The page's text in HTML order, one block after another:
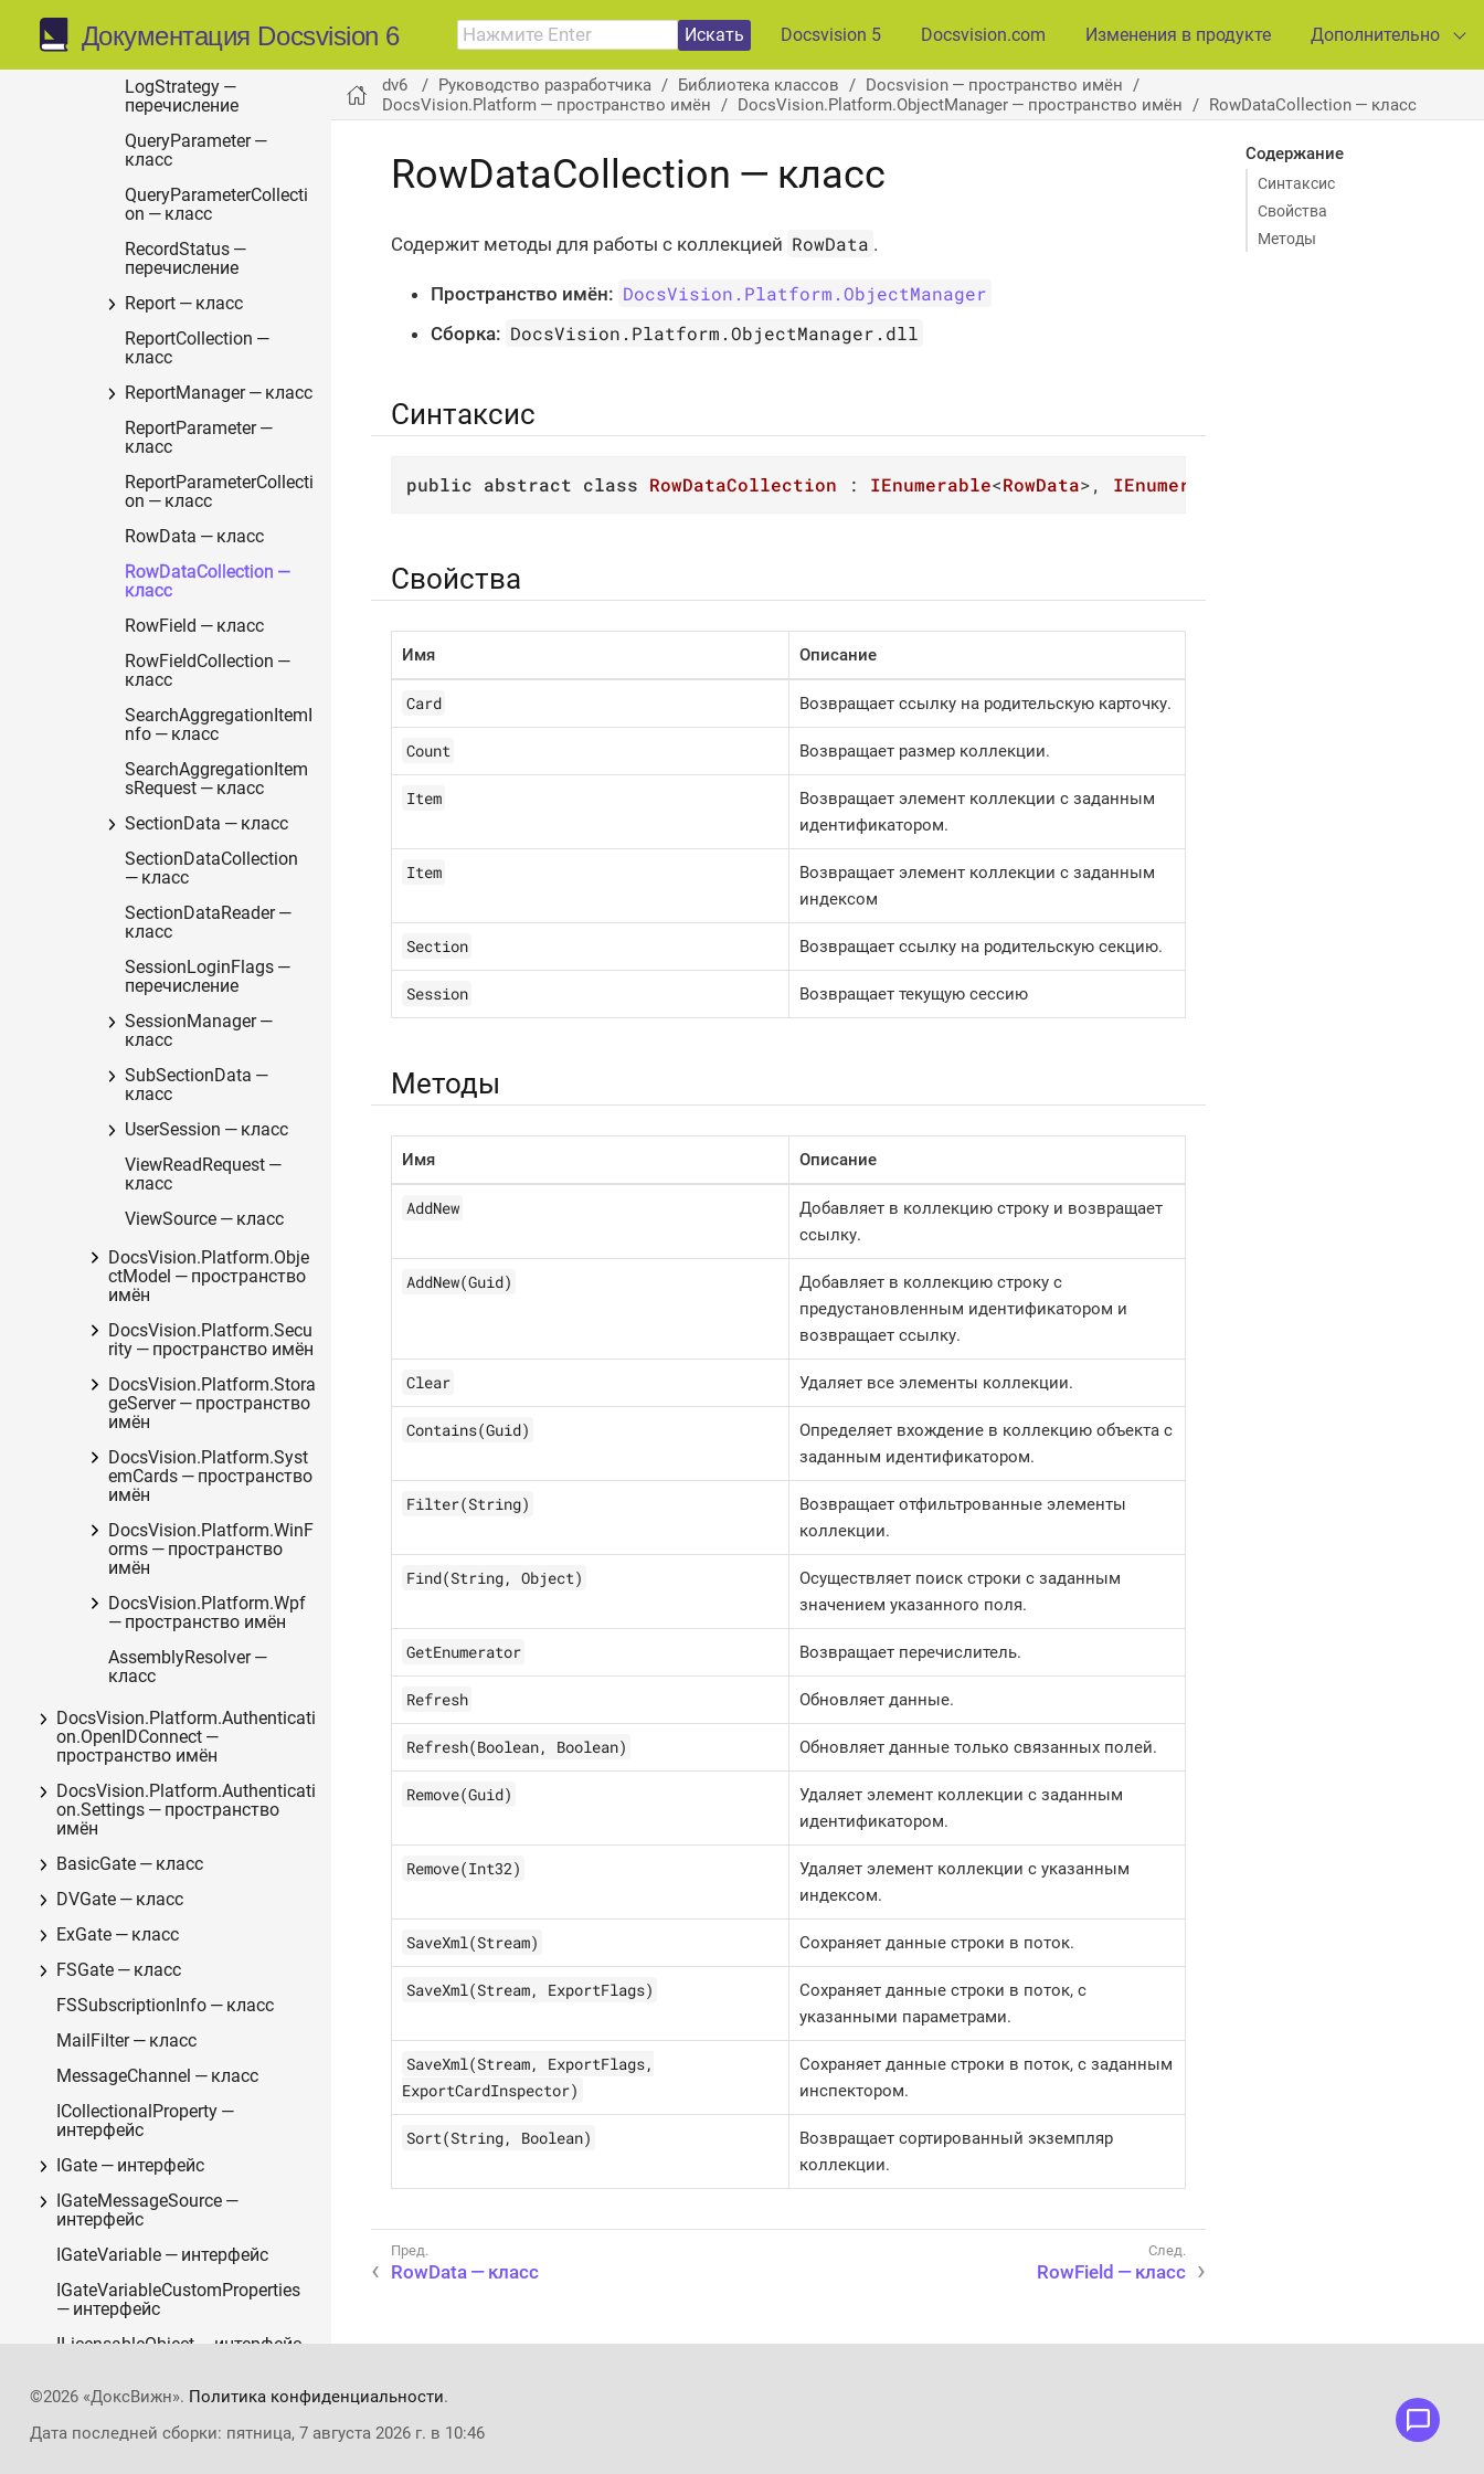
Документация Docsvision 6 Искать Docsvision 5 Docsvision.com Изменения в продукте Дополнительно
LogSearchQuery —
класс
LogStrategy —
перечисление
QueryParameter —
класс
QueryParameterCollecti
on — класс
RecordStatus —
перечисление
Report — класс
ReportCollection —
класс
ReportManager — класс
ReportParameter —
класс
ReportParameterCollecti
on — класс
RowData — класс
RowDataCollection —
класс
RowField — класс
RowFieldCollection —
класс
SearchAggregationItemI
nfo — класс
SearchAggregationItem
sRequest — класс
SectionData — класс
SectionDataCollection
— класс
SectionDataReader —
класс
SessionLoginFlags —
перечисление
SessionManager —
класс
SubSectionData —
класс
UserSession — класс
ViewReadRequest —
класс
ViewSource — класс
DocsVision.Platform.Obje
ctModel — пространство
имён
DocsVision.Platform.Secu
rity — пространство имён
DocsVision.Platform.Stora
geServer — пространство
имён
DocsVision.Platform.Syst
emCards — пространство
имён
DocsVision.Platform.WinF
orms — пространство
имён
DocsVision.Platform.Wpf
— пространство имён
AssemblyResolver —
класс
DocsVision.Platform.Authenticati
on.OpenIDConnect —
пространство имён
DocsVision.Platform.Authenticati
on.Settings — пространство
имён
BasicGate — класс
DVGate — класс
ExGate — класс
FSGate — класс
FSSubscriptionInfo — класс
MailFilter — класс
MessageChannel — класс
ICollectionalProperty —
интерфейс
IGate — интерфейс
IGateMessageSource —
интерфейс
IGateVariable — интерфейс
IGateVariableCustomProperties
— интерфейс
ILicensableObject — интерфейс
интерфейс
dv6 Руководство разработчика Библиотека классов
Docsvision — пространство имён
DocsVision.Platform — пространство имён
DocsVision.Platform.ObjectManager — пространство имён RowDataCollection — класс
Содержание
Синтаксис
Свойства
Методы
RowDataCollection — класс
Содержит методы для работы с коллекцией RowData .
Пространство имён: DocsVision.Platform.ObjectManager
Сборка: DocsVision.Platform.ObjectManager.dll
Синтаксис
public abstract class RowDataCollection : IEnumerable<RowData>, IEnumerable
Свойства
Имя Описание
Card Возвращает ссылку на родительскую карточку.
Count Возвращает размер коллекции.
Item
Возвращает элемент коллекции с заданным
идентификатором.
Item
Возвращает элемент коллекции с заданным
индексом
Section Возвращает ссылку на родительскую секцию.
Session Возвращает текущую сессию
Методы
Имя Описание
AddNew
Добавляет в коллекцию строку и возвращает
ссылку.
AddNew(Guid)
Добавляет в коллекцию строку с
предустановленным идентификатором и
возвращает ссылку.
Clear Удаляет все элементы коллекции.
Contains(Guid)
Определяет вхождение в коллекцию объекта с
заданным идентификатором.
Filter(String)
Возвращает отфильтрованные элементы
коллекции.
Find(String, Object)
Осуществляет поиск строки с заданным
значением указанного поля.
GetEnumerator Возвращает перечислитель.
Refresh Обновляет данные.
Refresh(Boolean, Boolean) Обновляет данные только связанных полей.
Remove(Guid)
Удаляет элемент коллекции с заданным
идентификатором.
Remove(Int32)
Удаляет элемент коллекции с указанным
индексом.
SaveXml(Stream) Сохраняет данные строки в поток.
SaveXml(Stream, ExportFlags)
Сохраняет данные строки в поток, с
указанными параметрами.
SaveXml(Stream, ExportFlags,
ExportCardInspector)
Сохраняет данные строки в поток, с заданным
инспектором.
Sort(String, Boolean)
Возвращает сортированный экземпляр
коллекции.
RowData — класс RowField — класс
©2026 «ДоксВижн». Политика конфиденциальности.
Дата последней сборки: пятница, 7 августа 2026 г. в 10:46